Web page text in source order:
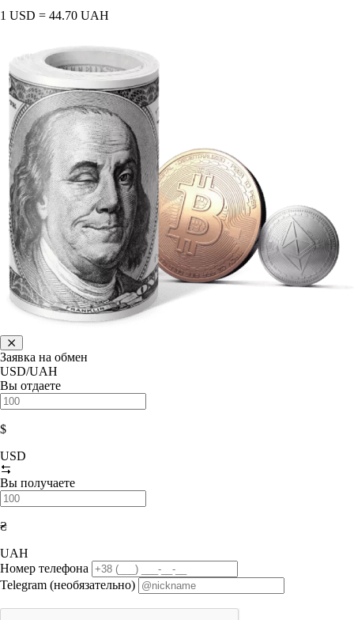
1 USD = 44.70 UAH
Заявка на обмен
USD/UAH
Вы отдаете
$
USD
Вы получаете
₴
UAH
Номер телефона
Telegram (необязательно)